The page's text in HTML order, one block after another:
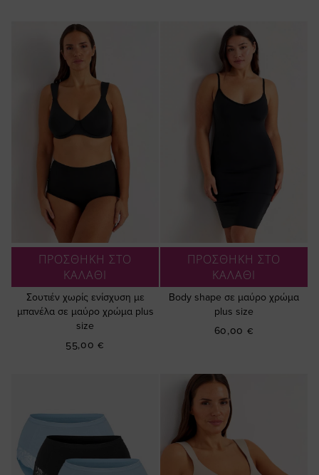
ΠΡΟΣΘΗΚΗ ΣΤΟ
ΚΑΛΑΘΙ
Σουτιέν χωρίς ενίσχυση με
μπανέλα σε μαύρο χρώμα plus
size
55,00 €
ΠΡΟΣΘΗΚΗ ΣΤΟ
ΚΑΛΑΘΙ
Βody shape σε μαύρο χρώμα
plus size
60,00 €